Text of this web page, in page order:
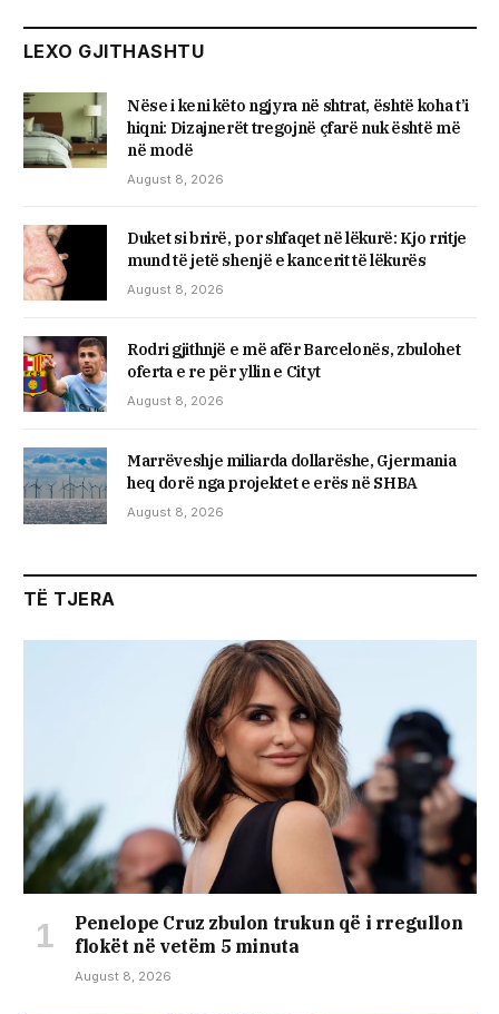
LEXO GJITHASHTU
Nëse i keni këto ngjyra në shtrat, është koha t’i
hiqni: Dizajnerët tregojnë çfarë nuk është më
në modë
August 8, 2026
Duket si brirë, por shfaqet në lëkurë: Kjo rritje
mund të jetë shenjë e kancerit të lëkurës
August 8, 2026
Rodri gjithnjë e më afër Barcelonës, zbulohet
oferta e re për yllin e Cityt
August 8, 2026
Marrëveshje miliarda dollarëshe, Gjermania
heq dorë nga projektet e erës në SHBA
August 8, 2026
TË TJERA
Penelope Cruz zbulon trukun që i rregullon
flokët në vetëm 5 minuta
August 8, 2026